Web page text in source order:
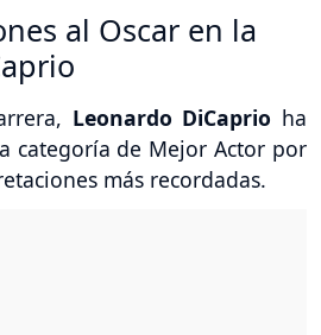
al Oscar en la
Leonardo DiCaprio ha
categoría de Mejor Actor por
más recordadas.